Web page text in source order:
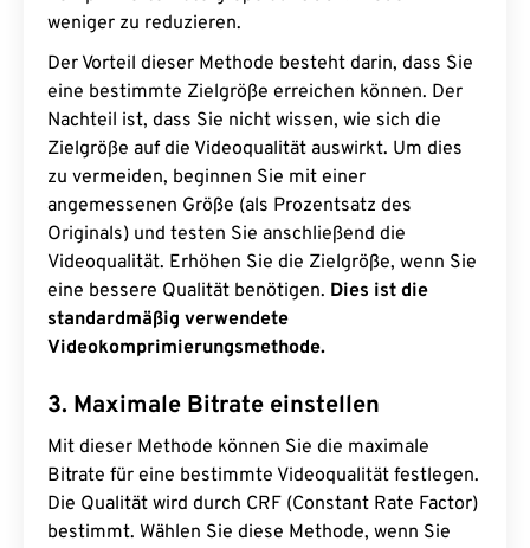
weniger zu reduzieren.
Der Vorteil dieser Methode besteht darin, dass Sie
eine bestimmte Zielgröße erreichen können. Der
Nachteil ist, dass Sie nicht wissen, wie sich die
Zielgröße auf die Videoqualität auswirkt. Um dies
zu vermeiden, beginnen Sie mit einer
angemessenen Größe (als Prozentsatz des
Originals) und testen Sie anschließend die
Videoqualität. Erhöhen Sie die Zielgröße, wenn Sie
eine bessere Qualität benötigen. Dies ist die
standardmäßig verwendete
Videokomprimierungsmethode.
3. Maximale Bitrate einstellen
Mit dieser Methode können Sie die maximale
Bitrate für eine bestimmte Videoqualität festlegen.
Die Qualität wird durch CRF (Constant Rate Factor)
bestimmt. Wählen Sie diese Methode, wenn Sie